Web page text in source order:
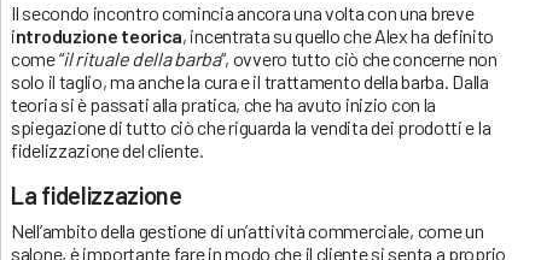
Il secondo incontro comincia ancora una volta con una breve
introduzione teorica, incentrata su quello che Alex ha definito
come “il rituale della barba“, ovvero tutto ciò che concerne non
solo il taglio, ma anche la cura e il trattamento della barba. Dalla
teoria si è passati alla pratica, che ha avuto inizio con la
spiegazione di tutto ciò che riguarda la vendita dei prodotti e la
fidelizzazione del cliente.
La fidelizzazione
Nell’ambito della gestione di un’attività commerciale, come un
salone, è importante fare in modo che il cliente si senta a proprio